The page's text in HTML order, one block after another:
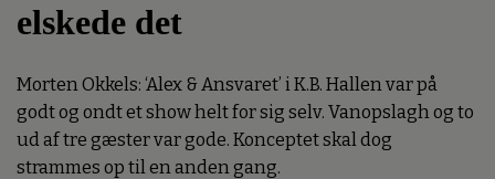
elskede det
Morten Okkels: ‘Alex & Ansvaret’ i K.B. Hallen var på
godt og ondt et show helt for sig selv. Vanopslagh og to
ud af tre gæster var gode. Konceptet skal dog
strammes op til en anden gang.